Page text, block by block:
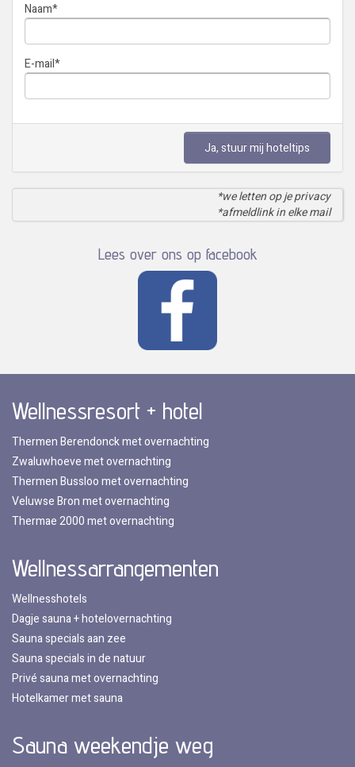
Naam*
E-mail*
Ja, stuur mij hoteltips
*we letten op je privacy
*afmeldlink in elke mail
Lees over ons op facebook
Wellnessresort + hotel
Thermen Berendonck met overnachting
Zwaluwhoeve met overnachting
Thermen Bussloo met overnachting
Veluwse Bron met overnachting
Thermae 2000 met overnachting
Wellnessarrangementen
Wellnesshotels
Dagje sauna + hotelovernachting
Sauna specials aan zee
Sauna specials in de natuur
Privé sauna met overnachting
Hotelkamer met sauna
Sauna weekendje weg